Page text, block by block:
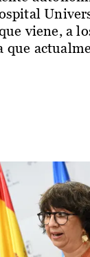
viene, a
que